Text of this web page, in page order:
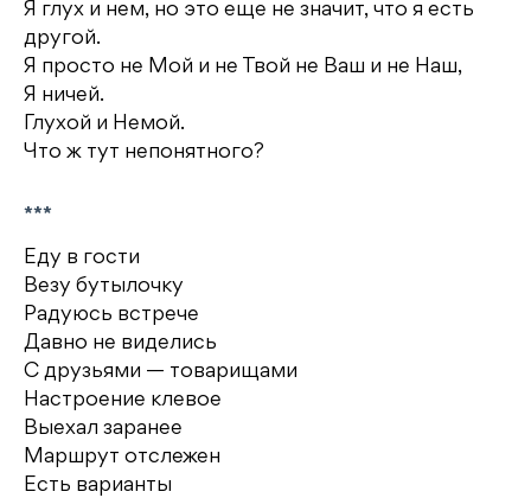
Я глух и нем, но это еще не значит, что я есть
другой.
Я просто не Мой и не Твой не Ваш и не Наш,
Я ничей.
Глухой и Немой.
Что ж тут непонятного?
***
Еду в гости
Везу бутылочку
Радуюсь встрече
Давно не виделись
С друзьями — товарищами
Настроение клевое
Выехал заранее
Маршрут отслежен
Есть варианты